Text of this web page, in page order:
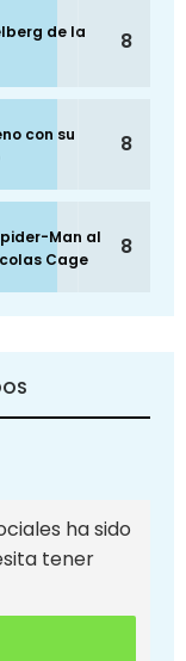
de la
8
con su
8
Man al
Cage
8
ha sido
tener